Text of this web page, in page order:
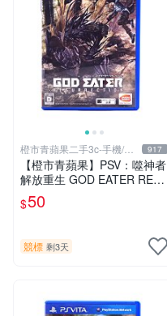
橙市青蘋果二手3c-手機/相
機
917
【橙市青蘋果】PSV：噬神者
解放重生 GOD EATER RES
URRECTION 日版 #19491
$50
競標 剩3天